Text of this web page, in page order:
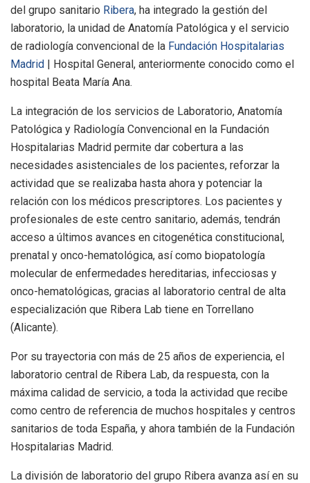
del grupo sanitario Ribera, ha integrado la gestión del
laboratorio, la unidad de Anatomía Patológica y el servicio
de radiología convencional de la Fundación Hospitalarias
Madrid | Hospital General, anteriormente conocido como el
hospital Beata María Ana.
La integración de los servicios de Laboratorio, Anatomía
Patológica y Radiología Convencional en la Fundación
Hospitalarias Madrid permite dar cobertura a las
necesidades asistenciales de los pacientes, reforzar la
actividad que se realizaba hasta ahora y potenciar la
relación con los médicos prescriptores. Los pacientes y
profesionales de este centro sanitario, además, tendrán
acceso a últimos avances en citogenética constitucional,
prenatal y onco-hematológica, así como biopatología
molecular de enfermedades hereditarias, infecciosas y
onco-hematológicas, gracias al laboratorio central de alta
especialización que Ribera Lab tiene en Torrellano
(Alicante).
Por su trayectoria con más de 25 años de experiencia, el
laboratorio central de Ribera Lab, da respuesta, con la
máxima calidad de servicio, a toda la actividad que recibe
como centro de referencia de muchos hospitales y centros
sanitarios de toda España, y ahora también de la Fundación
Hospitalarias Madrid.
La división de laboratorio del grupo Ribera avanza así en su